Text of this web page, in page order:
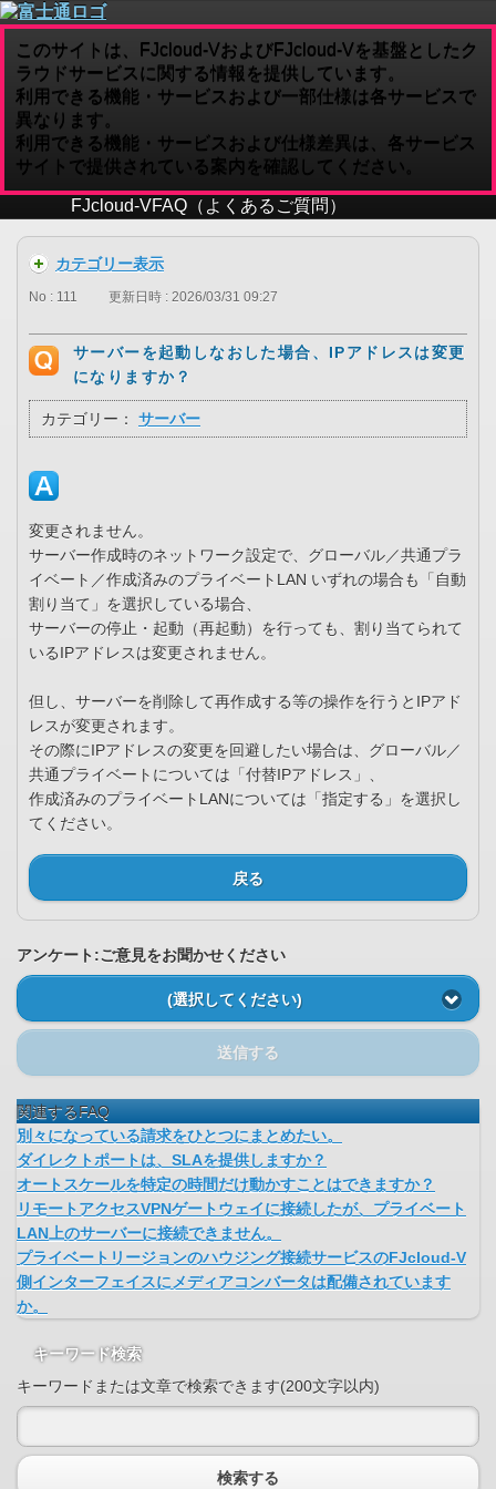
このサイトは、FJcloud-VおよびFJcloud-Vを基盤としたク
ラウドサービスに関する情報を提供しています。
利用できる機能・サービスおよび一部仕様は各サービスで
異なります。
利用できる機能・サービスおよび仕様差異は、各サービス
サイトで提供されている案内を確認してください。
FJcloud-VFAQ（よくあるご質問）
カテゴリー表示
No : 111 更新日時 : 2026/03/31 09:27
サーバーを起動しなおした場合、IPアドレスは変更
になりますか？
カテゴリー： サーバー
変更されません。
サーバー作成時のネットワーク設定で、グローバル／共通プラ
イベート／作成済みのプライベートLAN いずれの場合も「自動
割り当て」を選択している場合、
サーバーの停止・起動（再起動）を行っても、割り当てられて
いるIPアドレスは変更されません。
但し、サーバーを削除して再作成する等の操作を行うとIPアド
レスが変更されます。
その際にIPアドレスの変更を回避したい場合は、グローバル／
共通プライベートについては「付替IPアドレス」、
作成済みのプライベートLANについては「指定する」を選択し
てください。
戻る
アンケート:ご意見をお聞かせください
(選択してください)
送信する
関連するFAQ
別々になっている請求をひとつにまとめたい。
ダイレクトポートは、SLAを提供しますか？
オートスケールを特定の時間だけ動かすことはできますか？
リモートアクセスVPNゲートウェイに接続したが、プライベート
LAN上のサーバーに接続できません。
プライベートリージョンのハウジング接続サービスのFJcloud-V
側インターフェイスにメディアコンバータは配備されています
か。
キーワード検索
キーワードまたは文章で検索できます(200文字以内)
検索する